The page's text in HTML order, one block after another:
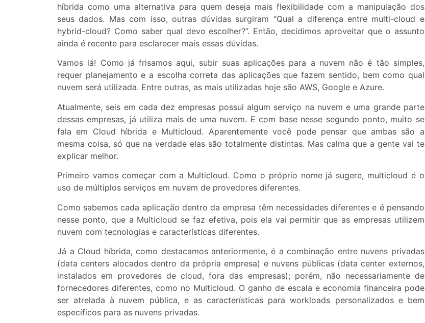
híbrida como uma alternativa para quem deseja mais flexibilidade com a manipulação dos
seus dados. Mas com isso, outras dúvidas surgiram “Qual a diferença entre multi-cloud e
hybrid-cloud? Como saber qual devo escolher?”. Então, decidimos aproveitar que o assunto
ainda é recente para esclarecer mais essas dúvidas.
Vamos lá! Como já frisamos aqui, subir suas aplicações para a nuvem não é tão simples,
requer planejamento e a escolha correta das aplicações que fazem sentido, bem como qual
nuvem será utilizada. Entre outras, as mais utilizadas hoje são AWS, Google e Azure.
Atualmente, seis em cada dez empresas possui algum serviço na nuvem e uma grande parte
dessas empresas, já utiliza mais de uma nuvem. E com base nesse segundo ponto, muito se
fala em Cloud híbrida e Multicloud. Aparentemente você pode pensar que ambas são a
mesma coisa, só que na verdade elas são totalmente distintas. Mas calma que a gente vai te
explicar melhor.
Primeiro vamos começar com a Multicloud. Como o próprio nome já sugere, multicloud é o
uso de múltiplos serviços em nuvem de provedores diferentes.
Como sabemos cada aplicação dentro da empresa têm necessidades diferentes e é pensando
nesse ponto, que a Multicloud se faz efetiva, pois ela vai permitir que as empresas utilizem
nuvem com tecnologias e características diferentes.
Já a Cloud híbrida, como destacamos anteriormente, é a combinação entre nuvens privadas
(data centers alocados dentro da própria empresa) e nuvens públicas (data center externos,
instalados em provedores de cloud, fora das empresas); porém, não necessariamente de
fornecedores diferentes, como no Multicloud. O ganho de escala e economia financeira pode
ser atrelada à nuvem pública, e as características para workloads personalizados e bem
específicos para as nuvens privadas.